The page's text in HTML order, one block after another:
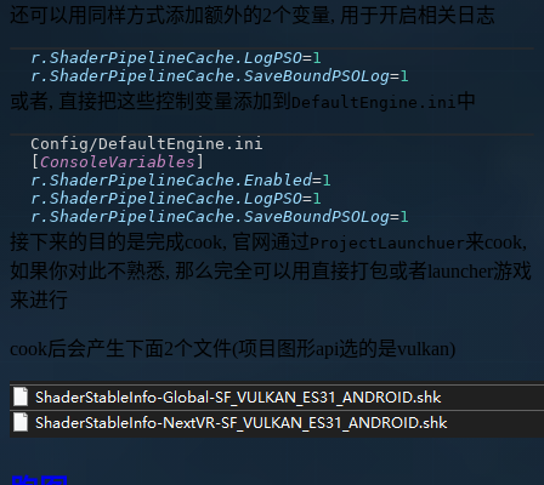
还可以用同样方式添加额外的2个变量, 用于开启相关日志
r.ShaderPipelineCache.LogPSO=1
r.ShaderPipelineCache.SaveBoundPSOLog=1
或者, 直接把这些控制变量添加到 DefaultEngine.ini中
ConsoleVariables
r.ShaderPipelineCache.Enabled=1
r.ShaderPipelineCache.LogPSO=1
r.ShaderPipelineCache.SaveBoundPSOLog=1
接下来的目的是完成cook, 官网通过ProjectLaunchuer来cook,
如果你对此不熟悉, 那么完全可以用直接打包或者launcher游戏
来进行
cook后会产生下面2个文件(项目图形api选的是vulkan)